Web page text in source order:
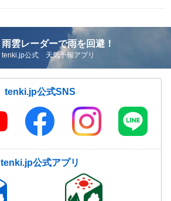
雨雲レーダーで雨を回避！
tenki.jp公式 天気予報アプリ
tenki.jp公式SNS
tenki.jp公式アプリ